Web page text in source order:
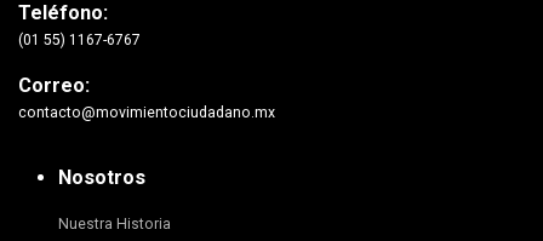
Teléfono:
(01 55) 1167-6767
Correo:
contacto@movimientociudadano.mx
Nosotros
Nuestra Historia